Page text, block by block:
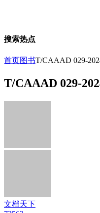
搜索热点
首页图书T/CAAAD 029-
T/CAAAD 029-
文档天下